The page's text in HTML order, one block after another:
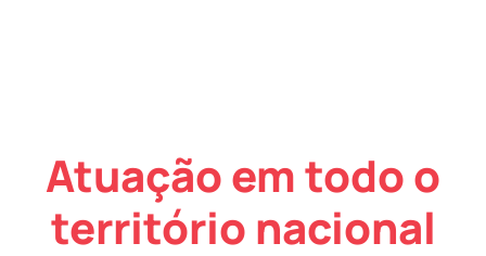
Atuação em todo o
território nacional